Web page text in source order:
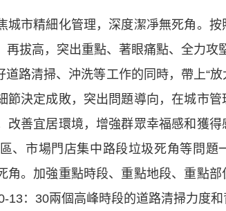
精細化管理，深度潔凈無死角。按
拔高，突出重點、著眼痛點、全力攻
路清掃、沖洗等工作的同時，帶上“放
決定成敗，突出問題導向，在城市管
改善宜居環境，增強群眾幸福感和獲
、市場門店集中路段垃圾死角等問題
角。加強重點時段、重點地段、重點
13：30兩個高峰時段的道路清掃力度